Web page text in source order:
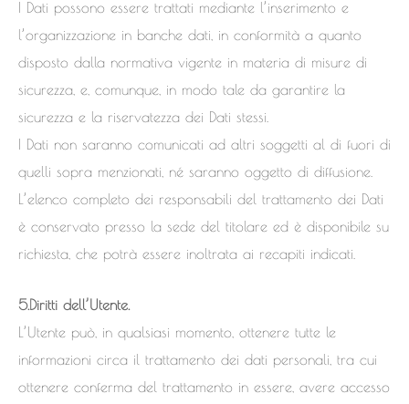
I Dati possono essere trattati mediante l’inserimento e
l’organizzazione in banche dati, in conformità a quanto
disposto dalla normativa vigente in materia di misure di
sicurezza, e, comunque, in modo tale da garantire la
sicurezza e la riservatezza dei Dati stessi.
I Dati non saranno comunicati ad altri soggetti al di fuori di
quelli sopra menzionati, né saranno oggetto di diffusione.
L’elenco completo dei responsabili del trattamento dei Dati
è conservato presso la sede del titolare ed è disponibile su
richiesta, che potrà essere inoltrata ai recapiti indicati.
5.Diritti dell’Utente.
L’Utente può, in qualsiasi momento, ottenere tutte le
informazioni circa il trattamento dei dati personali, tra cui
ottenere conferma del trattamento in essere, avere accesso